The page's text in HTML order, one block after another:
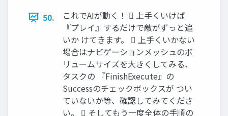
50.
これでAIが動く！  上手くいけば
『プレイ』するだけで敵がずっと追
いか けてきます。  上手くいかない
場合はナビゲーションメッシュのボ
リュームサイズを大きくしてみる、
タスクの 『FinishExecute』の
Successのチェックボックスが つい
ていないか等、確認してみてくださ
い。  そしてもう一度全体の手順の